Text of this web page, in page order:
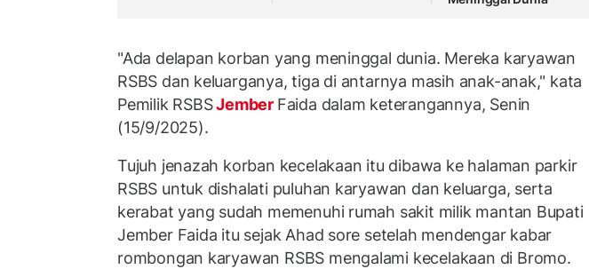
"Ada delapan korban yang meninggal dunia. Mereka karyawan
RSBS dan keluarganya, tiga di antarnya masih anak-anak," kata
Pemilik RSBSJember Faida dalam keterangannya, Senin
(15/9/2025).
Tujuh jenazah korban kecelakaan itu dibawa ke halaman parkir
RSBS untuk dishalati puluhan karyawan dan keluarga, serta
kerabat yang sudah memenuhi rumah sakit milik mantan Bupati
Jember Faida itu sejak Ahad sore setelah mendengar kabar
rombongan karyawan RSBS mengalami kecelakaan di Bromo.